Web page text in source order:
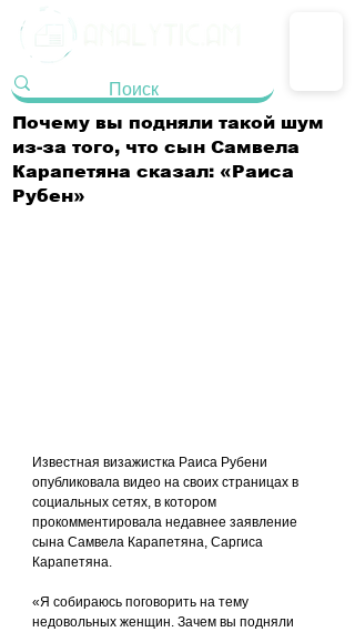
Почему вы подняли такой шум
из-за того, что сын Самвела
Карапетяна сказал: «Раиса
Рубен»
Известная визажистка Раиса Рубени
опубликовала видео на своих страницах в
социальных сетях, в котором
прокомментировала недавнее заявление
сына Самвела Карапетяна, Саргиса
Карапетяна.
«Я собираюсь поговорить на тему
недовольных женщин. Зачем вы подняли